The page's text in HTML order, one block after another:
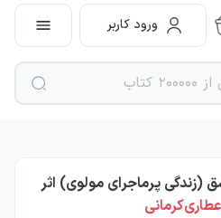
ورود کاربر
پرماجرای مولوی) اثر